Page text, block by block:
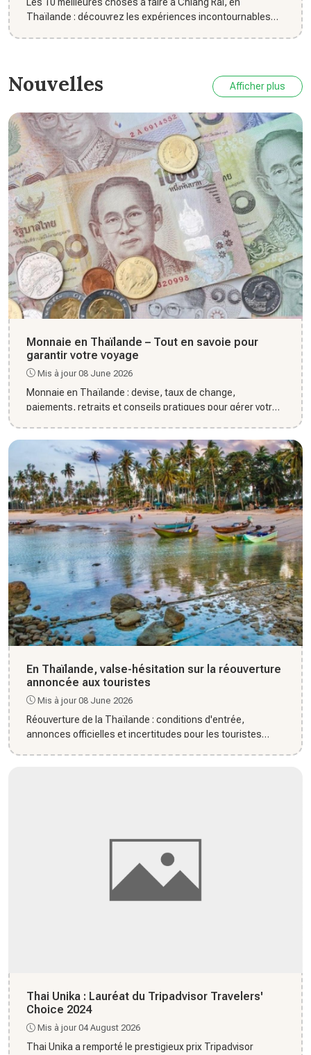
Les 10 meilleures choses à faire à Chiang Rai, en
Thaïlande : découvrez les expériences incontournables
Nouvelles Afficher plus
Monnaie en Thaïlande – Tout en savoie pour
garantir votre voyage
Mis à jour 08 June 2026
Monnaie en Thaïlande : devise, taux de change,
paiements, retraits et conseils pratiques pour gérer votre
En Thaïlande, valse-hésitation sur la réouverture
annoncée aux touristes
Mis à jour 08 June 2026
Réouverture de la Thaïlande : conditions d'entrée,
annonces officielles et incertitudes pour les touristes
Thai Unika : Lauréat du Tripadvisor Travelers'
Choice 2024
Mis à jour 04 August 2026
Thai Unika a remporté le prestigieux prix Tripadvisor